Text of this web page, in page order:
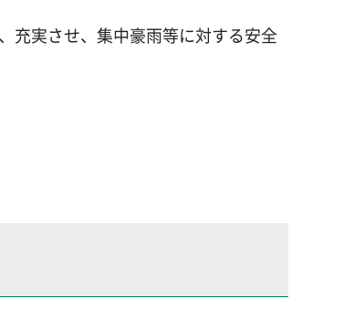
充実させ、集中豪雨等に対する安全